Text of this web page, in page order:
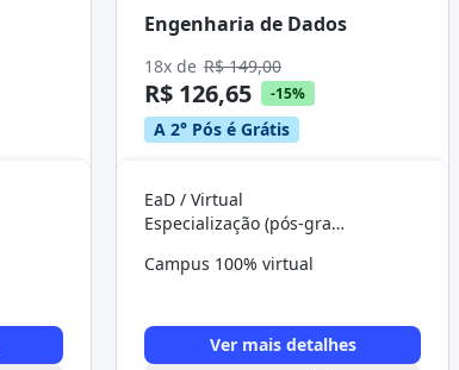
Engenharia de Dados
18x de R$ 149,00
R$ 126,65 -15%
A 2° Pós é Grátis
EaD / Virtual
Especialização (pós-graduação)
Campus 100% virtual
Ver mais detalhes